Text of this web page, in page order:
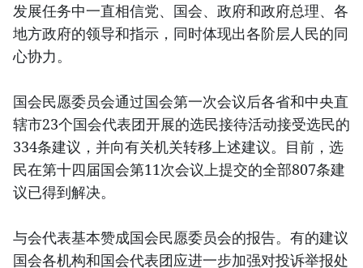
发展任务中一直相信党、国会、政府和政府总理、各
地方政府的领导和指示，同时体现出各阶层人民的同
心协力。
国会民愿委员会通过国会第一次会议后各省和中央直
辖市23个国会代表团开展的选民接待活动接受选民的
334条建议，并向有关机关转移上述建议。目前，选
民在第十四届国会第11次会议上提交的全部807条建
议已得到解决。
与会代表基本赞成国会民愿委员会的报告。有的建议
国会各机构和国会代表团应进一步加强对投诉举报处